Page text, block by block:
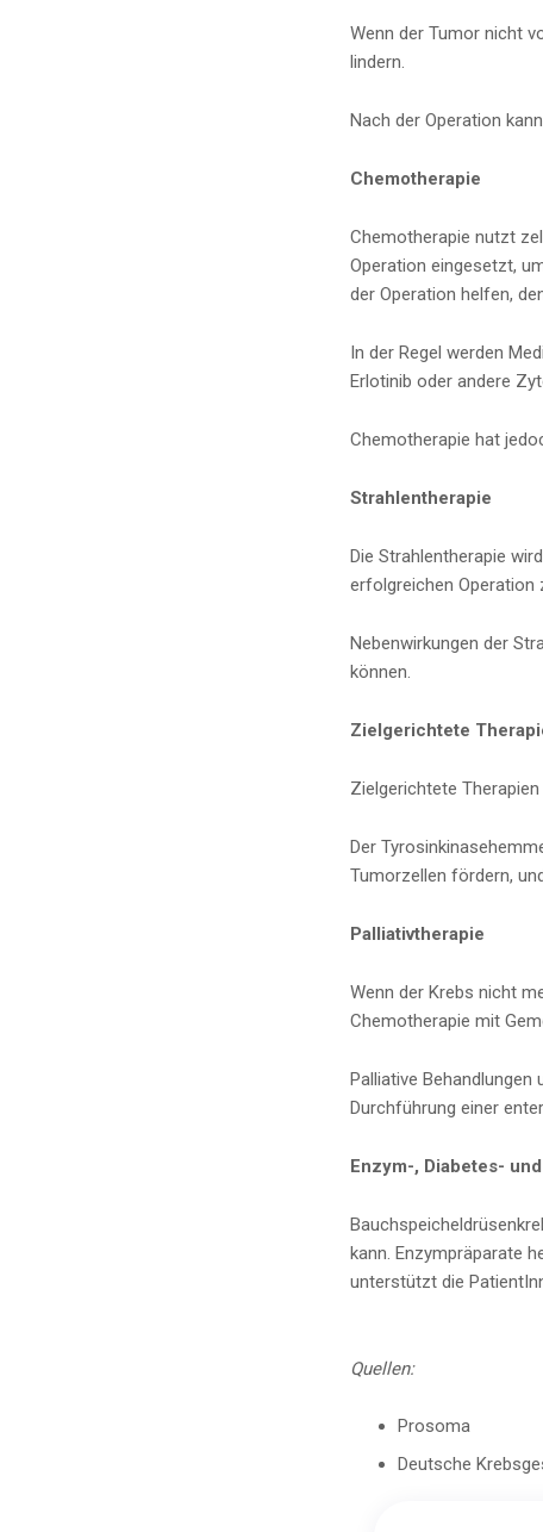
Wenn der Tumor nicht
lindern.
Nach der Operation
Chemotherapie
Chemotherapie nutzt
Operation eingesetzt,
der Operation helfen,
In der Regel werden
Erlotinib oder andere
Chemotherapie hat
Strahlentherapie
Die Strahlentherapie
erfolgreichen Operation
Nebenwirkungen der
können.
Zielgerichtete
Zielgerichtete
Der
Tumorzellen fördern,
Palliativtherapie
Wenn der Krebs nicht
Chemotherapie mit
Palliative
Durchführung einer
Enzym-, Diabetes-
kann. Enzympräparate
unterstützt die
Quellen:
Prosoma
Deutsche